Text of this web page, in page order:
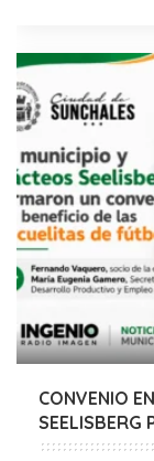
CONVENIO
SEELISBERG